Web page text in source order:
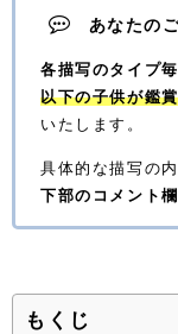
あなたの
各描写のタイプ
以下の子供が鑑
いたします。
具体的な描写の
下部のコメント欄
もくじ